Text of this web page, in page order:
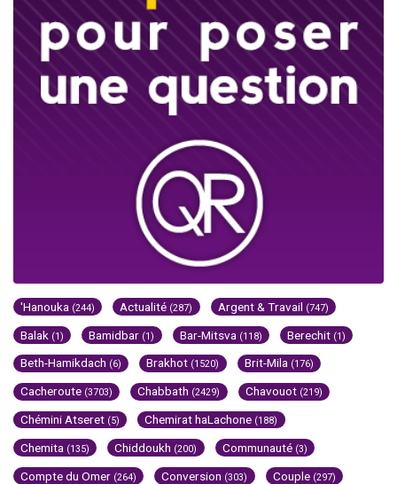
'Hanouka (244) Actualité (287) Argent & Travail (747)
Balak (1) Bamidbar (1) Bar-Mitsva (118) Berechit (1)
Beth-Hamikdach (6) Brakhot (1520) Brit-Mila (176)
Cacheroute (3703) Chabbath (2429) Chavouot (219)
Chémini Atseret (5) Chemirat haLachone (188)
Chemita (135) Chiddoukh (200) Communauté (3)
Compte du Omer (264) Conversion (303) Couple (297)